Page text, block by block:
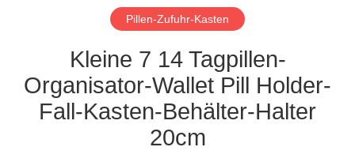
NEUIGKEITEN
RECHTSSACHEN
Pillen-Zufuhr-Kasten
Kleine 7 14 Tagpillen-
Organisator-Wallet Pill Holder-
Fall-Kasten-Behälter-Halter
20cm